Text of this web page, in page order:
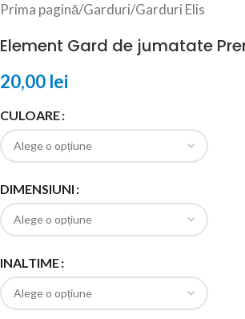
Prima pagină/Garduri/Garduri Elis
Element Gard de jumatate
20,00 lei
CULOARE
DIMENSIUNI
INALTIME